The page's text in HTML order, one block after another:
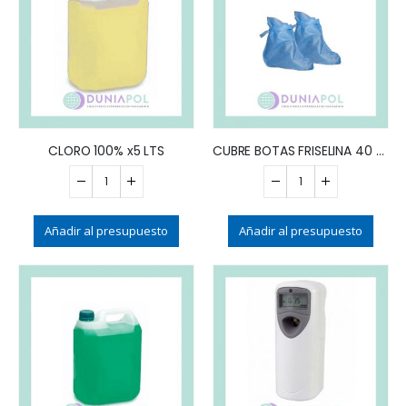
CLORO 100% x5 LTS
Añadir al presupuesto
CUBRE BOTAS FRISELINA 40 g (x25)
Añadir al presupuesto